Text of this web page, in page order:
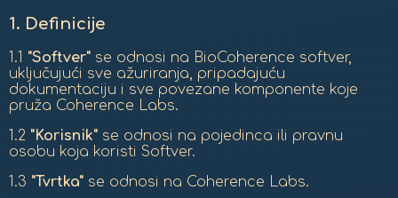
1. Definicije
1.1 "Softver"se odnosi na BioCoherence softver,
uključujući sve ažuriranja, pripadajuću
dokumentaciju i sve povezane komponente koje
pruža Coherence Labs.
1.2 "Korisnik"se odnosi na pojedinca ili pravnu
osobu koja koristi Softver.
1.3 "Tvrtka"se odnosi na Coherence Labs.